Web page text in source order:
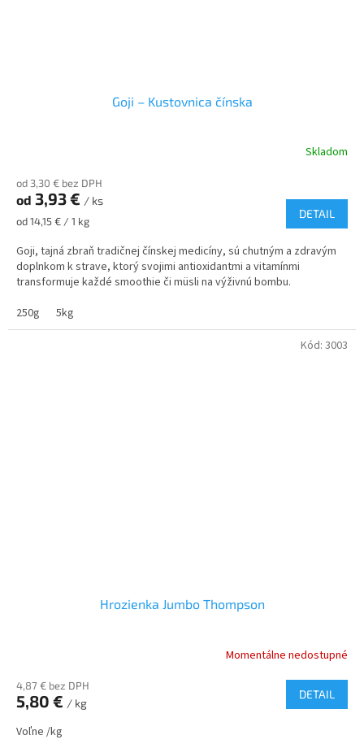
Goji – Kustovnica čínska
produktu
je
5,0
z
5
hviezdičiek.
Skladom
od 3,30 € bez DPH
od 3,93 € / ks
Jednotková
od 14,15 € / 1 kg
DETAIL
Goji, tajná zbraň tradičnej čínskej medicíny, sú chutným a zdravým
doplnkom k strave, ktorý svojimi antioxidantmi a vitamínmi
transformuje každé smoothie či müsli na výživnú bombu.
250g
5kg
Hrozienka Jumbo Thompson
Momentálne nedostupné
4,87 € bez DPH
5,80 € / kg
DETAIL
Voľne /kg
Kód: 3003